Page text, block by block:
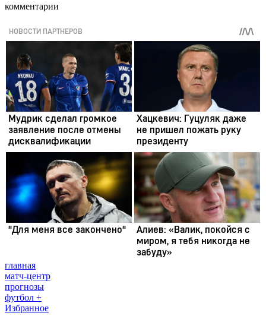
комментарии
главная
матч-центр
прогнозы
футбол +
Избранное